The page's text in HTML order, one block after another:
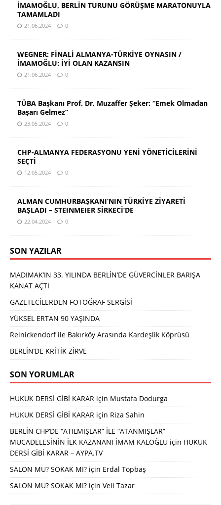
İMAMOĞLU, BERLİN TURUNU GÖRÜŞME MARATONUYLA
TAMAMLADI
21.06.2024 0
WEGNER: FİNALİ ALMANYA-TÜRKİYE OYNASIN /
İMAMOĞLU: İYİ OLAN KAZANSIN
21.06.2024 0
TÜBA Başkanı Prof. Dr. Muzaffer Şeker: “Emek Olmadan
Başarı Gelmez”
23.05.2024 0
CHP-ALMANYA FEDERASYONU YENİ YÖNETİCİLERİNİ
SEÇTİ
12.05.2024 0
ALMAN CUMHURBAŞKANI’NIN TÜRKİYE ZİYARETİ
BAŞLADI – STEINMEIER SİRKECİ’DE
22.04.2024 0
SON YAZILAR
MADIMAK’IN 33. YILINDA BERLİN’DE GÜVERCİNLER BARIŞA
KANAT AÇTI
GAZETECİLERDEN FOTOĞRAF SERGİSİ
YÜKSEL ERTAN 90 YAŞINDA
Reinickendorf ile Bakırköy Arasında Kardeşlik Köprüsü
BERLİN’DE KRİTİK ZİRVE
SON YORUMLAR
HUKUK DERSİ GİBİ KARAR için Mustafa Dodurga
HUKUK DERSİ GİBİ KARAR için Riza Sahin
BERLİN CHP’DE “ATILMIŞLAR” İLE “ATANMIŞLAR”
MÜCADELESİNİN İLK KAZANANI İMAM KALOĞLU için HUKUK
DERSİ GİBİ KARAR – AYPA.TV
SALON MU? SOKAK MI? için Erdal Topbaş
SALON MU? SOKAK MI? için Veli Tazar